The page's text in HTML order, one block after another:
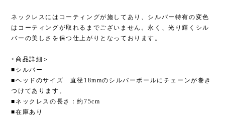
ネックレスにはコーティングが施してあり、シルバー特有の変色
はコーティングが取れるまでございません。永く、光り輝くシル
バーの美しさを保つ仕上がりとなっております。
<商品詳細＞
■シルバー
■ヘッドのサイズ 直径18mmのシルバーボールにチェーンが巻き
つけてあります。
■ネックレスの長さ：約75cm
■在庫あり